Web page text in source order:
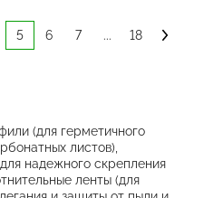
5 6 7 ... 18
(для герметичного
листов),
надежного скрепления
ленты (для